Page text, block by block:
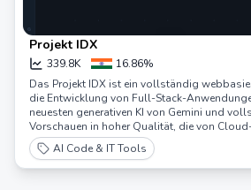
Projekt IDX
339.8K 16.86%
Das Projekt IDX ist ein vollständig
die Entwicklung von Full-Stack-
neuesten generativen KI von Gemini und
Vorschauen in hoher Qualität, die von
werden.
AI Code & IT Tools